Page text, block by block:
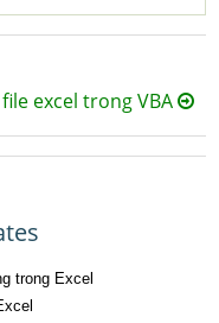
excel trong VBA
trong Excel